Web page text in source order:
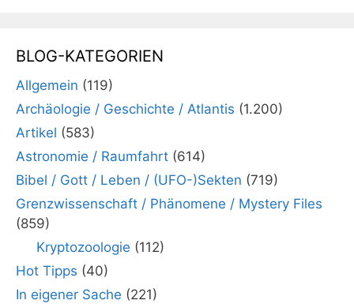
BLOG-KATEGORIEN
Allgemein (119)
Archäologie / Geschichte / Atlantis (1.200)
Artikel (583)
Astronomie / Raumfahrt (614)
Bibel / Gott / Leben / (UFO-)Sekten (719)
Grenzwissenschaft / Phänomene / Mystery Files
(859)
Kryptozoologie (112)
Hot Tipps (40)
In eigener Sache (221)